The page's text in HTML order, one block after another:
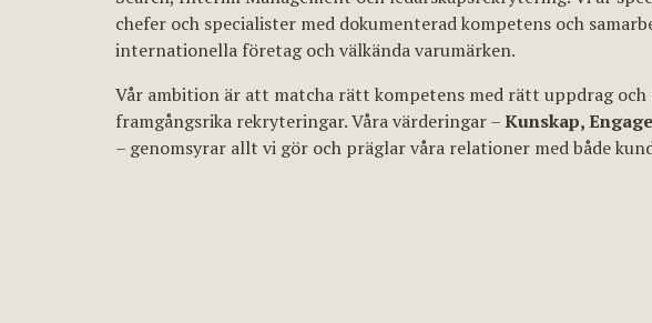
chefer och specialister med dokumenterad kompetens och
internationella företag och välkända varumärken.
Vår ambition är att matcha rätt kompetens med rätt uppdrag och
framgångsrika rekryteringar. Våra värderingar –Kunskap,
– genomsyrar allt vi gör och präglar våra relationer med både